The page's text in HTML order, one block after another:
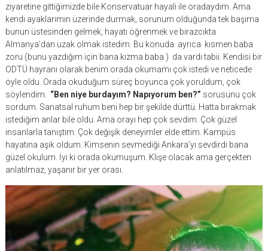
ziyaretine gittiğimizde bile Konservatuar hayali ile oradaydım. Ama
kendi ayaklarımın üzerinde durmak, sorunum olduğunda tek başıma
bunun üstesinden gelmek, hayatı öğrenmek ve birazcıkta
Almanya’dan uzak olmak istedim. Bu konuda ayrıca kısmen baba
zoru (bunu yazdığım için bana kızma baba ) da vardı tabii. Kendisi bir
ODTÜ hayranı olarak benim orada okumamı çok istedi ve neticede
öyle oldu. Orada okuduğum süreç boyunca çok yoruldum, çok
söylendim. “Ben niye burdayım? Napıyorum ben?” sorusunu çok
sordum. Sanatsal ruhum beni hep bir şekilde dürttü. Hatta bırakmak
istediğim anlar bile oldu. Ama orayı hep çok sevdim. Çok güzel
insanlarla tanıştım. Çok değişik deneyimler elde ettim. Kampüs
hayatına aşık oldum. Kimsenin sevmediği Ankara’yı sevdirdi bana
güzel okulum. İyi ki orada okumuşum. Klişe olacak ama gerçekten
anlatılmaz, yaşanır bir yer orası.